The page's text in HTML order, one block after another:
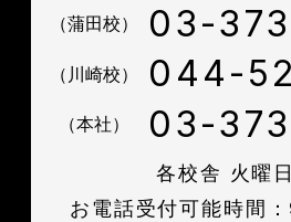
（蒲田校） 03-
（川崎校） 044-
（本社） 03-
各校舎 火曜
お電話受付可能時間